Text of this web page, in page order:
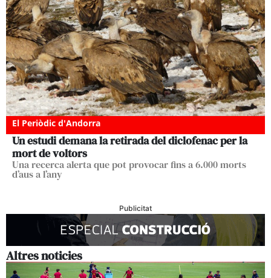
El Periòdic d'Andorra
Un estudi demana la retirada del diclofenac per la
mort de voltors
Una recerca alerta que pot provocar fins a 6.000 morts
d’aus a l’any
Publicitat
Altres noticies